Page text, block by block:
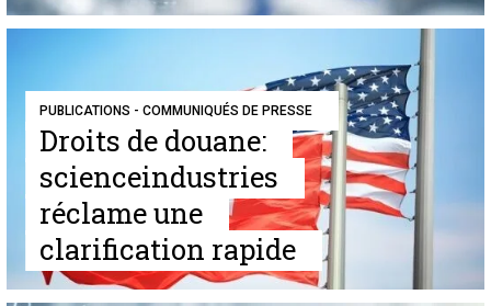
PUBLICATIONS - COMMUNIQUÉS DE PRESSE
Droits de douane:
scienceindustries
réclame une
clarification rapide